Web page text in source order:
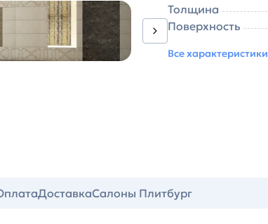
Толщина
Поверхность
Все характеристики
ДоставкаСалоны Плитбург